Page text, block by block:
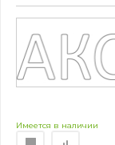
Имеется в наличии